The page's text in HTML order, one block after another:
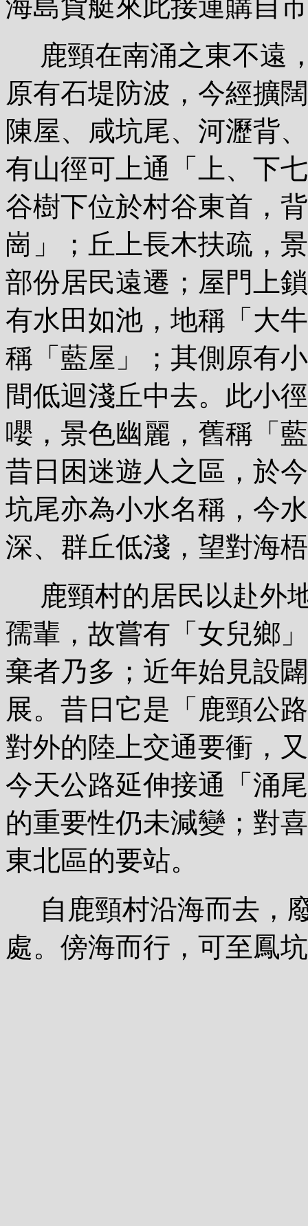
海島貨艇來此接運購自
鹿頸在南涌之東不遠
原有石堤防波，今經擴
陳屋、咸坑尾、河瀝背
有山徑可上通「上、下
谷樹下位於村谷東首，
崗」；丘上長木扶疏，
部份居民遠遷；屋門上
有水田如池，地稱「大
稱「藍屋」；其側原有
間低迴淺丘中去。此小
嚶，景色幽麗，舊稱「
昔日困迷遊人之區，於
坑尾亦為小水名稱，今
深、群丘低淺，望對海
鹿頸村的居民以赴外
孺輩，故嘗有「女兒鄉
棄者乃多；近年始見設
展。昔日它是「鹿頸公
對外的陸上交通要衝，
今天公路延伸接通「涌
的重要性仍未減變；對
東北區的要站。
自鹿頸村沿海而去，
處。傍海而行，可至鳳